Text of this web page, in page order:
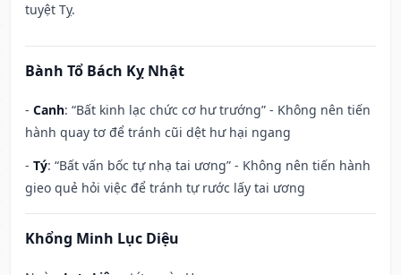
tuyệt Tỵ.
Bành Tổ Bách Kỵ Nhật
- Canh: “Bất kinh lạc chức cơ hư trướng” - Không nên tiến
hành quay tơ để tránh cũi dệt hư hại ngang
- Tý: “Bất vấn bốc tự nhạ tai ương” - Không nên tiến hành
gieo quẻ hỏi việc để tránh tự rước lấy tai ương
Khổng Minh Lục Diệu